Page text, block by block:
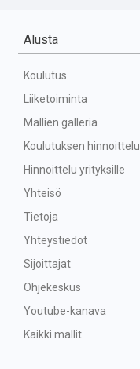
Alusta
Koulutus
Liiketoiminta
Mallien galleria
Koulutuksen hinnoittelu
Hinnoittelu yrityksille
Yhteisö
Tietoja
Yhteystiedot
Sijoittajat
Ohjekeskus
Youtube-kanava
Kaikki mallit